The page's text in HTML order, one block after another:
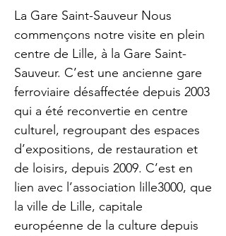
La Gare Saint-Sauveur Nous
commençons notre visite en plein
centre de Lille, à la Gare Saint-
Sauveur. C’est une ancienne gare
ferroviaire désaffectée depuis 2003
qui a été reconvertie en centre
culturel, regroupant des espaces
d’expositions, de restauration et
de loisirs, depuis 2009. C’est en
lien avec l’association lille3000, que
la ville de Lille, capitale
européenne de la culture depuis